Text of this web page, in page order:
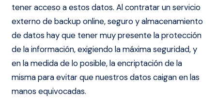
tener acceso a estos datos. Al contratar un servicio
externo de backup online, seguro y almacenamiento
de datos hay que tener muy presente la protección
de la información, exigiendo la máxima seguridad, y
en la medida de lo posible, la encriptación de la
misma para evitar que nuestros datos caigan en las
manos equivocadas.